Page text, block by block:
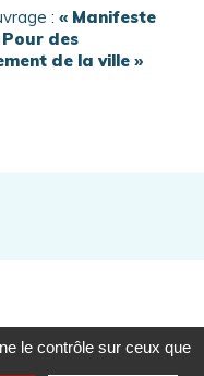
: « Manifeste
des
de la ville »
le contrôle sur ceux que